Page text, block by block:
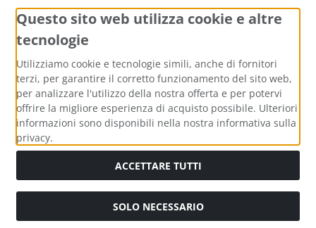
Metodi di pagamento
Media sociali
Modulo di recesso
Questo sito web utilizza cookie e altre
tecnologie
Utilizziamo cookie e tecnologie simili, anche di fornitori
terzi, per garantire il corretto funzionamento del sito web,
per analizzare l'utilizzo della nostra offerta e per potervi
offrire la migliore esperienza di acquisto possibile. Ulteriori
informazioni sono disponibili nella nostra informativa sulla
privacy.
ACCETTARE TUTTI
SOLO NECESSARIO